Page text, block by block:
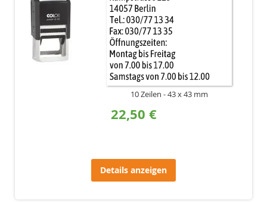
10 Zeilen 43 x 43 mm
22,50 €
Details anzeigen